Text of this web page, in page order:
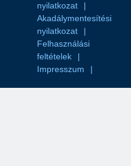
nyilatkozat
Akadálymentesítési
nyilatkozat
Felhasználási
feltételek
Impresszum